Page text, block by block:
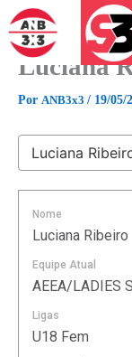
para
conteúdo
Luciana
Por ANB3x3 / 19/05/
Nome
Luciana Ribeiro
Equipe Atual
AEEA/LADIES
Ligas
U18 Fem